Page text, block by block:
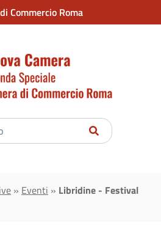
Commercio Roma
» Eventi » Libridine - Festival